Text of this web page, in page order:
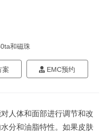
和磁珠
案 EMC预约
人体和面部进行调节和改
分和油脂特性。如果皮肤